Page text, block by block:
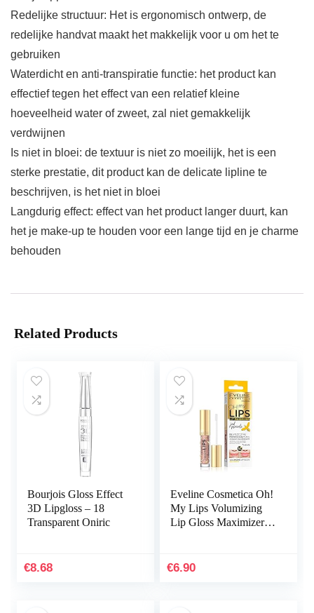
Redelijke structuur: Het is ergonomisch ontwerp, de
redelijke handvat maakt het makkelijk voor u om het te
gebruiken
Waterdicht en anti-transpiratie functie: het product kan
effectief tegen het effect van een relatief kleine
hoeveelheid water of zweet, zal niet gemakkelijk
verdwijnen
Is niet in bloei: de textuur is niet zo moeilijk, het is een
sterke prestatie, dit product kan de delicate lipline te
beschrijven, is het niet in bloei
Langdurig effect: effect van het product langer duurt, kan
het je make-up te houden voor een lange tijd en je charme
behouden
Related Products
Bourjois Gloss Effect
3D Lipgloss – 18
Transparent Oniric
€8.68
Eveline Cosmetica Oh!
My Lips Volumizing
Lip Gloss Maximizer
Lip Enhancer Voor…
€6.90